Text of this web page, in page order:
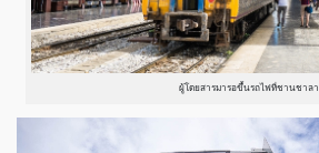
ผู้โดยสารมารอขึ้นรถไฟที่ชานชาลา